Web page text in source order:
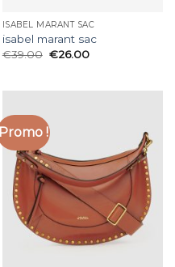
ISABEL MARANT SAC
isabel marant sac
€39.00 €26.00
Promo !